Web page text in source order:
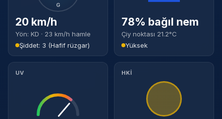
G
20 km/h
Yön: KD · 23 km/h hamle
Şiddet: 3 (Hafif rüzgar)
78% bağıl nem
Çiy noktası 21.2°C
Yüksek
UV HKİ